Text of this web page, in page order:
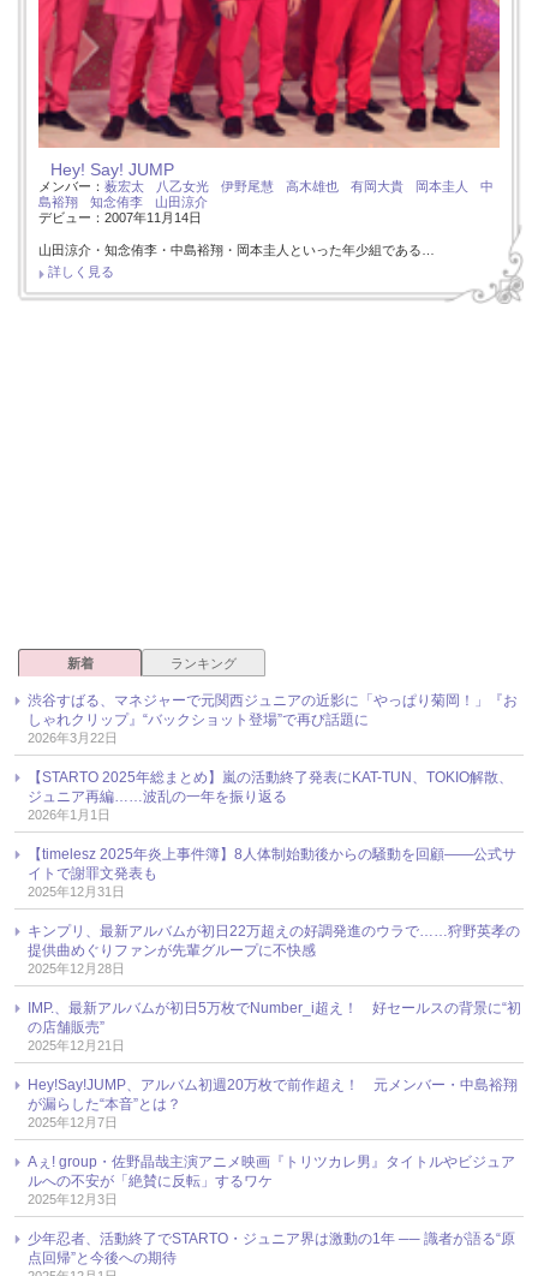
Hey! Say! JUMP
メンバー： 薮宏太 八乙女光 伊野尾慧 高木雄也 有岡大貴 岡本圭人
中
島裕翔
知念侑李
山田涼介
デビュー：2007年11月14日
山田涼介・知念侑李・中島裕翔・岡本圭人といった年少組である…
詳しく見る
新着 ランキング
渋谷すばる、マネジャーで元関西ジュニアの近影に「やっぱり菊岡！」『お
しゃれクリップ』“バックショット登場”で再び話題に
2026年3月22日
【STARTO 2025年総まとめ】嵐の活動終了発表にKAT-TUN、TOKIO解散、
ジュニア再編……波乱の一年を振り返る
2026年1月1日
【timelesz 2025年炎上事件簿】8人体制始動後からの騒動を回顧――公式サ
イトで謝罪文発表も
2025年12月31日
キンプリ、最新アルバムが初日22万超えの好調発進のウラで……狩野英孝の
提供曲めぐりファンが先輩グループに不快感
2025年12月28日
IMP.、最新アルバムが初日5万枚でNumber_i超え！ 好セールスの背景に“初
の店舗販売”
2025年12月21日
Hey!Say!JUMP、アルバム初週20万枚で前作超え！ 元メンバー・中島裕翔
が漏らした“本音”とは？
2025年12月7日
Aぇ! group・佐野晶哉主演アニメ映画『トリツカレ男』タイトルやビジュア
ルへの不安が「絶賛に反転」するワケ
2025年12月3日
少年忍者、活動終了でSTARTO・ジュニア界は激動の1年 ── 識者が語る“原
点回帰”と今後への期待